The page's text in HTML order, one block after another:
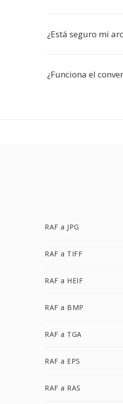
¿Está seguro mi
¿Funciona el
RAF a JPG
RAF a TIFF
RAF a HEIF
RAF a BMP
RAF a TGA
RAF a EPS
RAF a RAS